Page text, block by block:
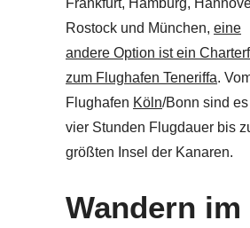
Rostock und München, eine
andere Option ist ein
zum Flughafen Teneriffa.
Flughafen Köln/Bonn sind
vier Stunden Flugdauer bis
größten Insel der Kanaren.
Wandern im